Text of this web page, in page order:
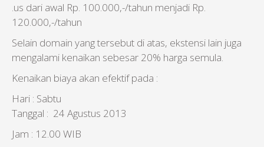
.us dari awal Rp. 100.000,-/tahun menjadi Rp.
120.000,-/tahun
Selain domain yang tersebut di atas, ekstensi lain juga
mengalami kenaikan sebesar 20% harga semula.
Kenaikan biaya akan efektif pada :
Hari : Sabtu
Tanggal : 24 Agustus 2013
Jam : 12.00 WIB